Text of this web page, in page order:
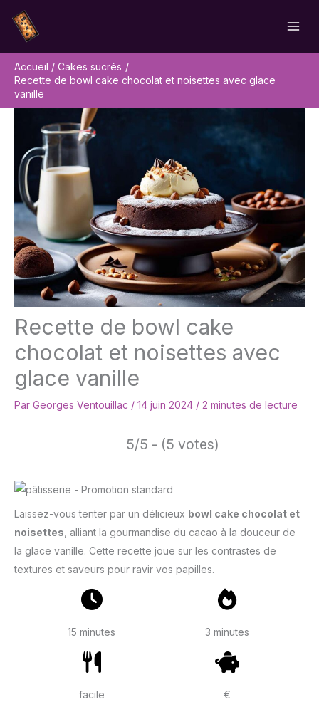
contenu
Accueil
Cakes sucrés
Recette de bowl cake chocolat et noisettes avec glace
vanille
Recette de bowl cake
chocolat et noisettes avec
glace vanille
Par Georges Ventouillac / 14 juin 2024 / 2 minutes de lecture
5/5 - (5 votes)
Laissez-vous tenter par un délicieux bowl cake chocolat et
noisettes , alliant la gourmandise du cacao à la douceur de
la glace vanille. Cette recette joue sur les contrastes de
textures et saveurs pour ravir vos papilles.
15 minutes 3 minutes
facile €
Rechercher